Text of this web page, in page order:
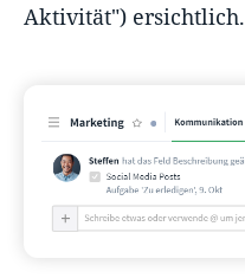
Aktivität") ersichtlich.